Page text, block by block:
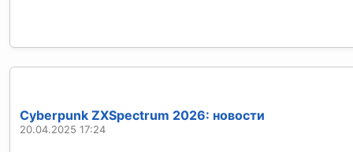
Cyberpunk ZXSpectrum 2026: новости
20.04.2025 17:24